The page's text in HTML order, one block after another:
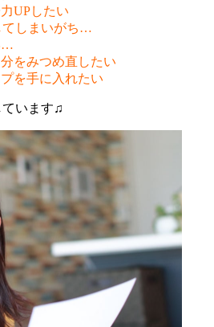
UPしたい
しまいがち…
…
をみつめ直したい
を手に入れたい
ています♫